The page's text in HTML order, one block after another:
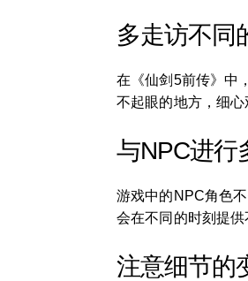
多走访不同
在《仙剑5前传》中
不起眼的地方，细
与NPC进行
游戏中的NPC角色
会在不同的时刻提
注意细节的